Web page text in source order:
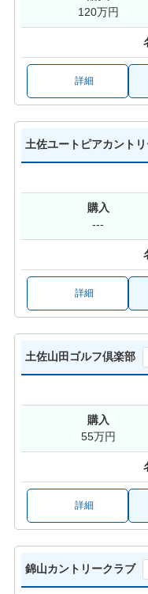
120万円
詳細
土佐ユートピアカント
---
詳細
土佐山田ゴルフ倶楽部
55万円
詳細
錦山カントリークラブ